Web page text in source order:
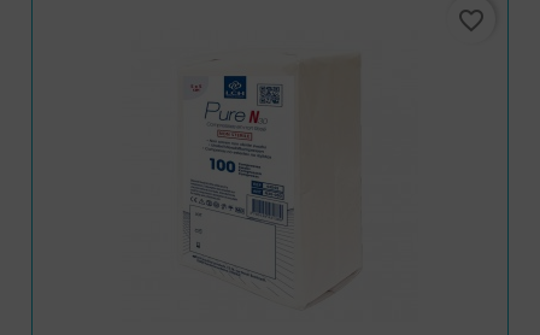
favorite_border